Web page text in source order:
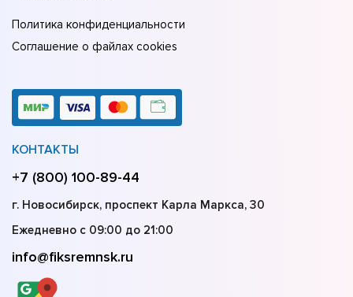
Политика конфиденциальности
Соглашение о файлах cookies
КОНТАКТЫ
+7 (800) 100-89-44
г. Новосибирск, проспект Карла Маркса, 30
Ежедневно с 09:00 до 21:00
info@fiksremnsk.ru